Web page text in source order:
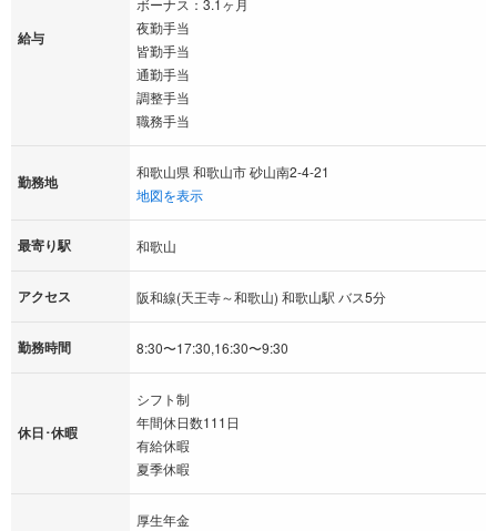
給与
夜勤手当
皆勤手当
通勤手当
調整手当
職務手当
勤務地
和歌山県 和歌山市 砂山南2-4-21
地図を表示
最寄り駅 和歌山
アクセス 阪和線(天王寺～和歌山) 和歌山駅 バス5分
勤務時間 8:30〜17:30,16:30〜9:30
休日･休暇
シフト制
年間休日数111日
有給休暇
夏季休暇
厚生年金